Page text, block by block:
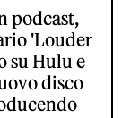
podcast,
'Louder
su Hulu e
disco